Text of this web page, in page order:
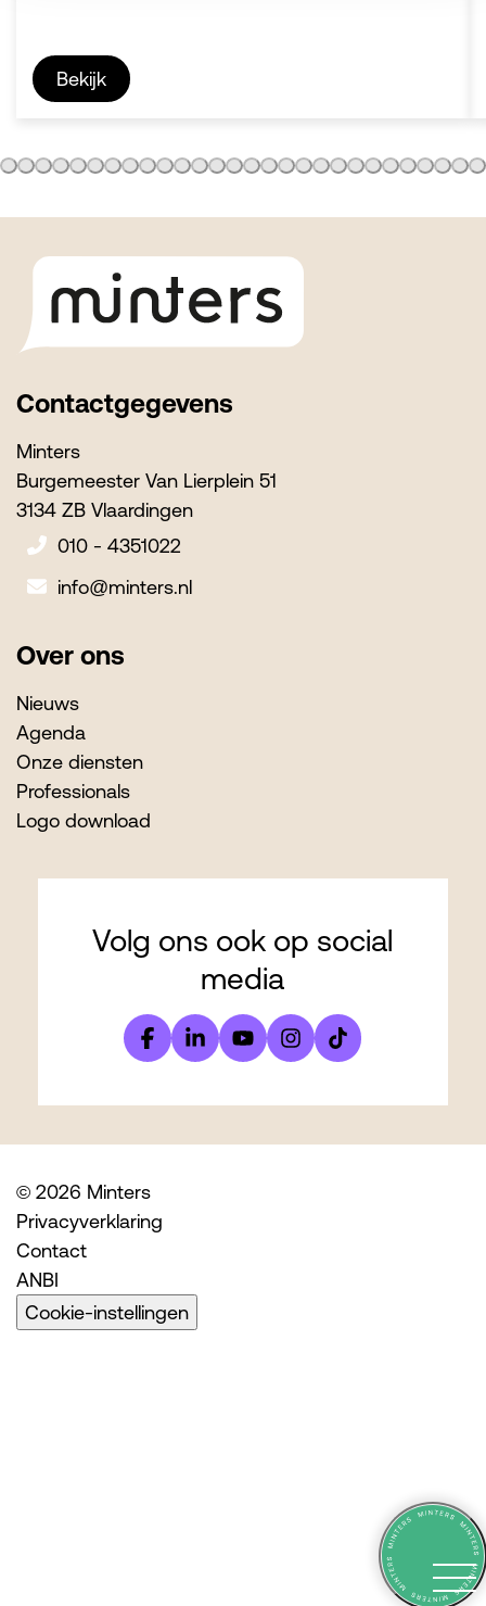
Bekijk
Contactgegevens
Minters
Burgemeester Van Lierplein 51
3134 ZB Vlaardingen
010 - 4351022
info@minters.nl
Over ons
Nieuws
Agenda
Onze diensten
Professionals
Logo download
Volg ons ook op social
media
© 2026 Minters
Privacyverklaring
Contact
ANBI
Cookie-instellingen